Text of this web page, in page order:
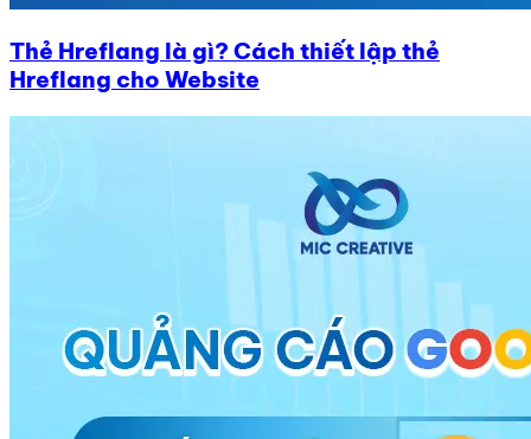
Thẻ Hreflang là gì? Cách thiết lập thẻ
Hreflang cho Website